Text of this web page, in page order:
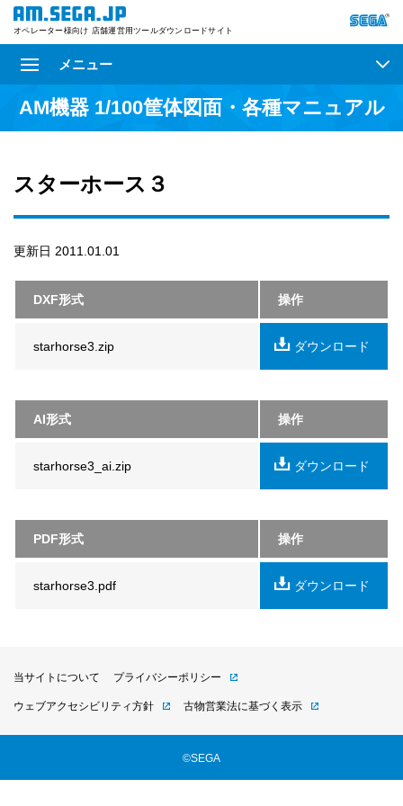
オペレーター様向け 店舗運営用ツールダウンロードサイト
メニュー
AM機器 1/100筐体図面・各種マニュアル
スターホース３
更新日 2011.01.01
DXF形式 操作
starhorse3.zip ダウンロード
AI形式 操作
starhorse3_ai.zip ダウンロード
PDF形式 操作
starhorse3.pdf ダウンロード
当サイトについて プライバシーポリシー
ウェブアクセシビリティ方針 古物営業法に基づく表示
©SEGA